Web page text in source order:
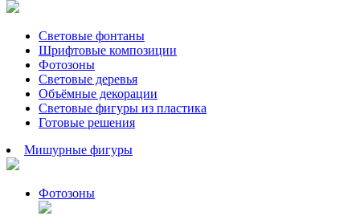
Световые фонтаны
Шрифтовые композиции
Фотозоны
Световые деревья
Объёмные декорации
Световые фигуры из пластика
Готовые решения
Мишурные фигуры
Фотозоны